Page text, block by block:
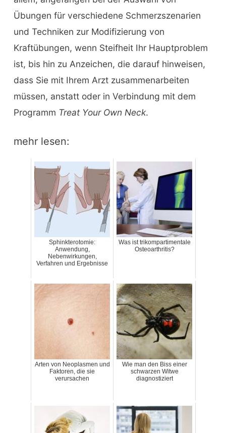
Übungen für verschiedene Schmerzszenarien
und Techniken zur Modifizierung von
Kraftübungen, wenn Steifheit Ihr Hauptproblem
ist, bis hin zu Anzeichen, die darauf hinweisen,
dass Sie mit Ihrem Arzt zusammenarbeiten
müssen, anstatt oder in Verbindung mit dem
Programm Treat Your Own Neck.
mehr lesen:
Sphinkterotomie:
Anwendung,
Nebenwirkungen,
Verfahren und Ergebnisse
Was ist trikompartimentale
Osteoarthritis?
Arten von Neoplasmen und
Faktoren, die sie
verursachen
Wie man den Biss einer
schwarzen Witwe
diagnostiziert